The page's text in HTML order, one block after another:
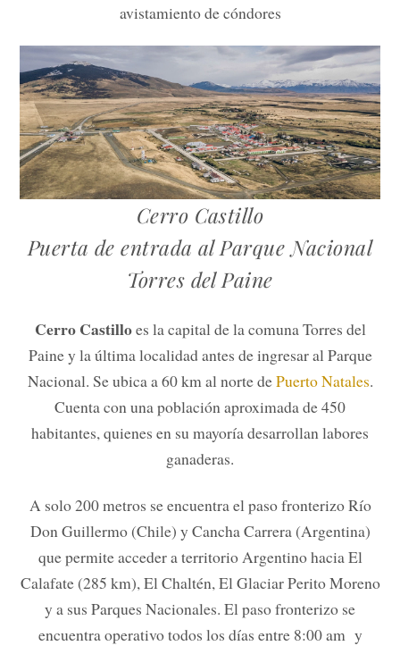
avistamiento de cóndores
Cerro Castillo
Puerta de entrada al Parque Nacional
Torres del Paine
Cerro Castilloes la capital de la comuna Torres del
Paine y la última localidad antes de ingresar al Parque
Nacional. Se ubica a 60 km al norte dePuerto Natales.
Cuenta con una población aproximada de 450
habitantes, quienes en su mayoría desarrollan labores
ganaderas.
A solo 200 metros se encuentra el paso fronterizo Río
Don Guillermo (Chile) y Cancha Carrera (Argentina)
que permite acceder a territorio Argentino hacia El
Calafate (285 km), El Chaltén, El Glaciar Perito Moreno
y a sus Parques Nacionales. El paso fronterizo se
encuentra operativo todos los días entre 8:00 am y